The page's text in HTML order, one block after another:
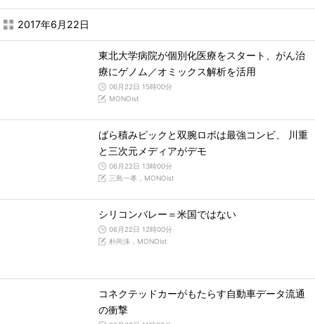
2017年6月22日
東北大学病院が個別化医療をスタート、がん治
療にゲノム／オミックス解析を活用
06月22日 15時00分
MONOist
ばら積みピックと双腕ロボは最強コンビ、 川重
と三次元メディアがデモ
06月22日 13時00分
三島一孝，MONOist
シリコンバレー＝米国ではない
06月22日 12時00分
朴尚洙，MONOist
コネクテッドカーがもたらす自動車データ流通
の衝撃